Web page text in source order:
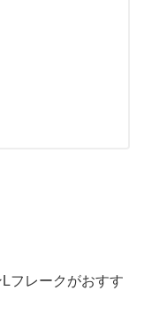
フレークがおすす